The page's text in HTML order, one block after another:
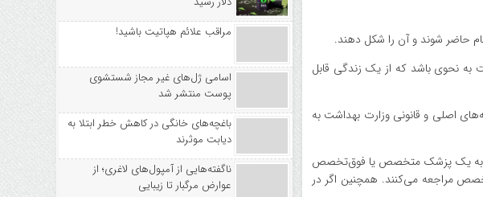
حاضر شوند و آن را شکل دهند.
به نحوی باشد که از یک زندگی قابل
اصلی و قانونی وزارت بهداشت به
مسیری به یک پزشک متخصص یا فوق‌تخصص
مراجعه می‌کنند. همچنین اگر در
مراقب علائم هپاتیت باشید!
اسامی ژل‌های غیر مجاز شستشوی
پوست منتشر شد
باغچه‌های خانگی در کاهش خطر ابتلا به
دیابت موثرند
ناگفته‌هایی از آمپول‌های لاغری؛ از
عوارض مرگبار تا زیبایی